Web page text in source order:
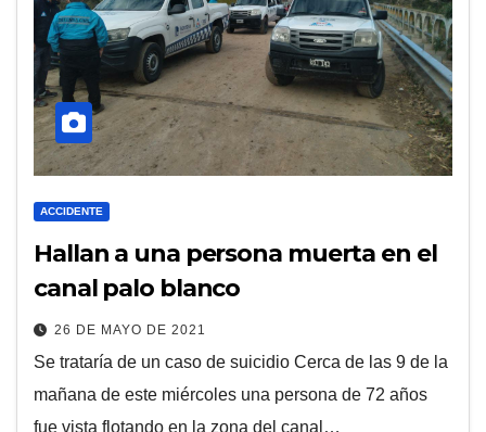
ACCIDENTE
Hallan a una persona muerta en el
canal palo blanco
26 DE MAYO DE 2021
Se trataría de un caso de suicidio Cerca de las 9 de la
mañana de este miércoles una persona de 72 años
fue vista flotando en la zona del canal…